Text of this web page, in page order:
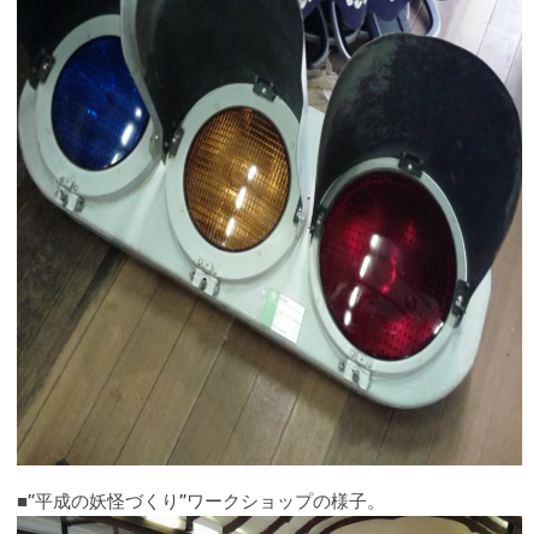
■”平成の妖怪づくり”ワークショップの様子。